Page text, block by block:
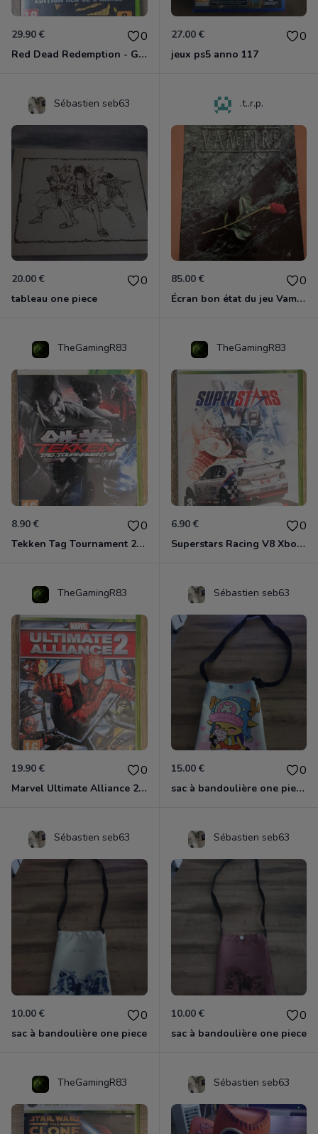
29.90 € 0
Red Dead Redemption - Game Of The Year Xbox 360
27.00 € 0
jeux ps5 anno 117
Sébastien seb63
20.00 € 0
tableau one piece
.t..r.p.
85.00 € 0
Écran bon état du jeu Vampire et livre de règles « la mascarade » état d’usage
TheGamingR83
8.90 € 0
Tekken Tag Tournament 2 Xbox 360
TheGamingR83
6.90 € 0
Superstars Racing V8 Xbox 360
TheGamingR83
19.90 € 0
Marvel Ultimate Alliance 2 Xbox 360
Sébastien seb63
15.00 € 0
sac à bandoulière one piece chopper
Sébastien seb63
10.00 € 0
sac à bandoulière one piece
Sébastien seb63
10.00 € 0
sac à bandoulière one piece
TheGamingR83 Sébastien seb63